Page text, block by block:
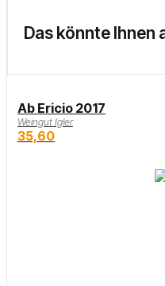
Das könnte Ihnen
Ab Ericio 2017
Weingut Igler
35,60